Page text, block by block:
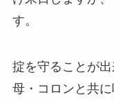
す。
掟を守ることが
母・コロンと共